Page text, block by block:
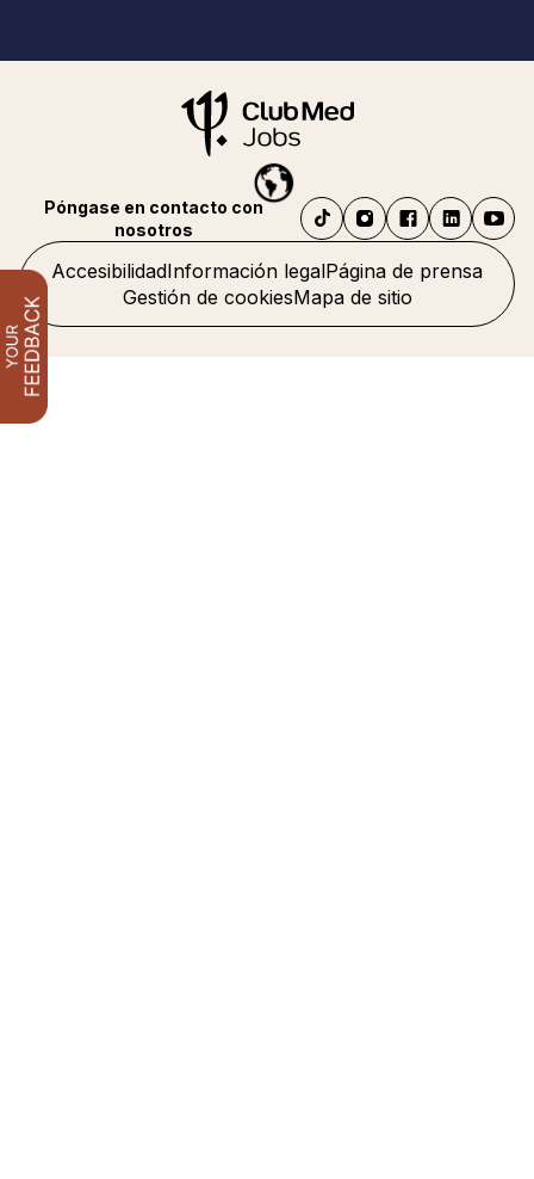
AccesibilidadInformación legalPágina de prensa
Gestión de cookiesMapa de sitio
Póngase en contacto con
nosotros